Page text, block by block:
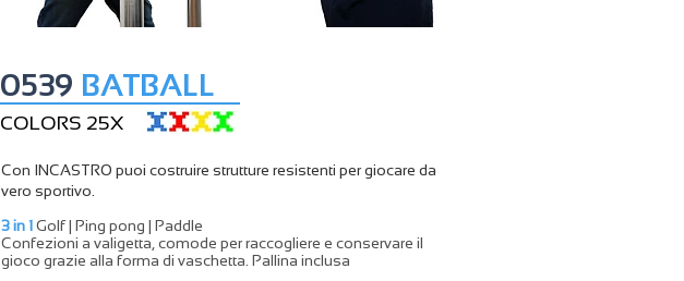
0539 BATBALL
COLORS 25X
Con INCASTRO puoi costruire strutture resistenti per giocare da
vero sportivo.
3 in 1Golf | Ping pong | Paddle
Confezioni a valigetta, comode per raccogliere e conservare il
gioco grazie alla forma di vaschetta. Pallina inclusa